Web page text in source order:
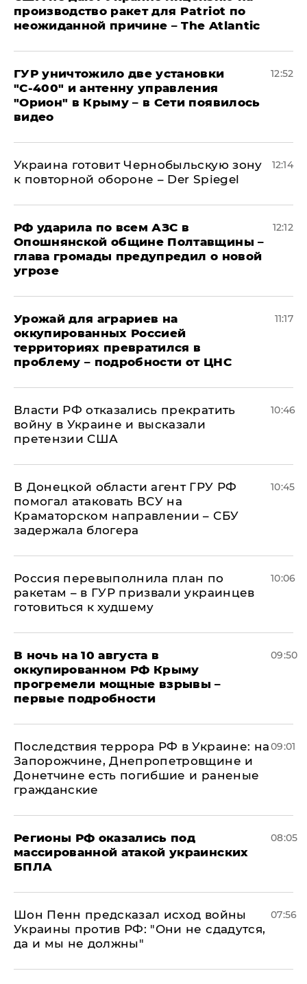
производство ракет для Patriot по
неожиданной причине – The Atlantic
ГУР уничтожило две установки
"С‑400" и антенну управления
"Орион" в Крыму – в Сети появилось
видео
12:52
Украина готовит Чернобыльскую зону
к повторной обороне – Der Spiegel
12:14
РФ ударила по всем АЗС в
Опошнянской общине Полтавщины –
глава громады предупредил о новой
угрозе
12:12
Урожай для аграриев на
оккупированных Россией
территориях превратился в
проблему – подробности от ЦНС
11:17
Власти РФ отказались прекратить
войну в Украине и высказали
претензии США
10:46
В Донецкой области агент ГРУ РФ
помогал атаковать ВСУ на
Краматорском направлении – СБУ
задержала блогера
10:45
Россия перевыполнила план по
ракетам – в ГУР призвали украинцев
готовиться к худшему
10:06
В ночь на 10 августа в
оккупированном РФ Крыму
прогремели мощные взрывы –
первые подробности
09:50
Последствия террора РФ в Украине: на
Запорожчине, Днепропетровщине и
Донетчине есть погибшие и раненые
гражданские
09:01
Регионы РФ оказались под
массированной атакой украинских
БПЛА
08:05
Шон Пенн предсказал исход войны
Украины против РФ: "Они не сдадутся,
да и мы не должны"
07:56